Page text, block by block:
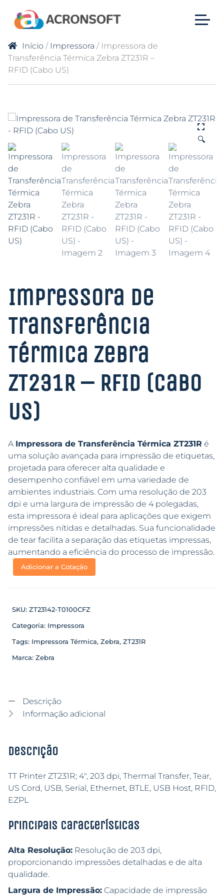
Início / Impressora / Impressora de
Transferência Térmica Zebra ZT231R –
RFID (Cabo US)
🔍
Impressora de
Transferência
Térmica Zebra
ZT231R – RFID (Cabo
US)
A Impressora de Transferência Térmica ZT231R é
uma solução avançada para impressão de etiquetas,
projetada para oferecer alta qualidade e
desempenho confiável em uma variedade de
ambientes industriais. Com uma resolução de 203
dpi e uma largura de impressão de 4 polegadas,
esta impressora é ideal para aplicações que exigem
impressões nítidas e detalhadas. Sua funcionalidade
de tear facilita a separação das etiquetas impressas,
aumentando a eficiência do processo de impressão.
Adicionar a Cotação
SKU: ZT23142-T0100CFZ
Categoria: Impressora
Tags: Impressora Térmica, Zebra, ZT231R
Marca: Zebra
Descrição
Informação adicional
Descrição
TT Printer ZT231R; 4″, 203 dpi, Thermal Transfer, Tear,
US Cord, USB, Serial, Ethernet, BTLE, USB Host, RFID,
EZPL
Principais características
Alta Resolução: Resolução de 203 dpi,
proporcionando impressões detalhadas e de alta
qualidade.
Largura de Impressão: Capacidade de impressão